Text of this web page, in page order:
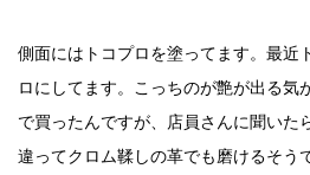
側面にはトコプロを塗ってます。最近
ロにしてます。こっちのが艶が出る気
で買ったんですが、店員さんに聞いた
違ってクロム鞣しの革でも磨けるそう